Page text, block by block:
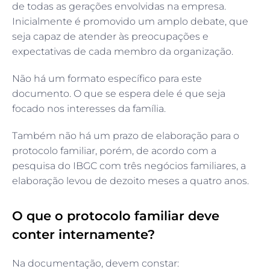
de todas as gerações envolvidas na empresa.
Inicialmente é promovido um amplo debate, que
seja capaz de atender às preocupações e
expectativas de cada membro da organização.
Não há um formato específico para este
documento. O que se espera dele é que seja
focado nos interesses da família.
Também não há um prazo de elaboração para o
protocolo familiar, porém, de acordo com a
pesquisa do IBGC com três negócios familiares, a
elaboração levou de dezoito meses a quatro anos.
O que o protocolo familiar deve
conter internamente?
Na documentação, devem constar: